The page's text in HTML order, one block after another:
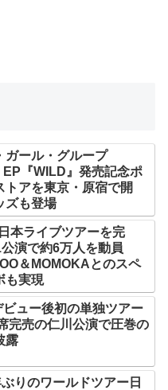
ガール・グループ
『WILD』発売記念ポ
トアを東京・原宿で開
も登場
本ライブツアーを完
演で約6万人を動員
＆MOMOKAとのスペ
も実現
ュー後初の単独ツアー
完売の仁川公演で圧巻の
露
りのワールドツアー日